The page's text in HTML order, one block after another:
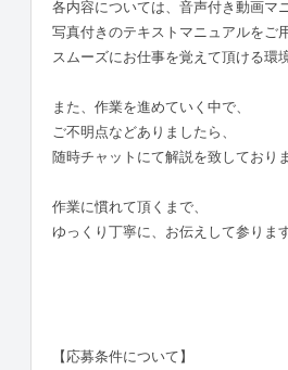
各内容については、音声付き動画マ
写真付きのテキストマニュアルをご
スムーズにお仕事を覚えて頂ける環
また、作業を進めていく中で、
ご不明点などありましたら、
随時チャットにて解説を致しており
作業に慣れて頂くまで、
ゆっくり丁寧に、お伝えして参りま
【応募条件について】